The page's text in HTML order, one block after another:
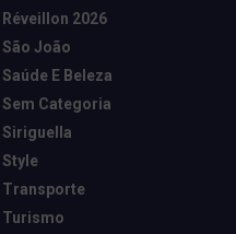
Réveillon 2026
São João
Saúde E Beleza
Sem Categoria
Siriguella
Style
Transporte
Turismo